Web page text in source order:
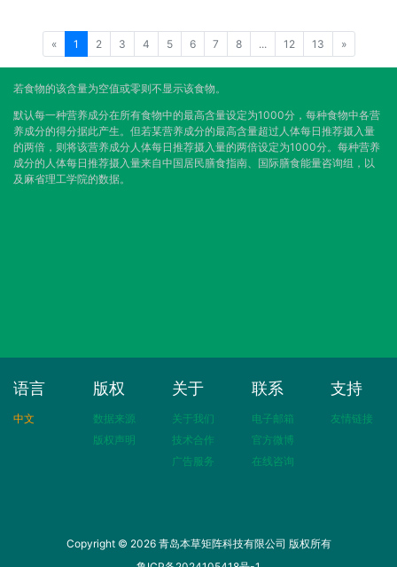
« 1 2 3 4 5 6 7 8 ... 12 13 »
若食物的该含量为空值或零则不显示该食物。
默认每一种营养成分在所有食物中的最高含量设定为1000分，每种食物中各营
养成分的得分据此产生。但若某营养成分的最高含量超过人体每日推荐摄入量
的两倍，则将该营养成分人体每日推荐摄入量的两倍设定为1000分。每种营养
成分的人体每日推荐摄入量来自中国居民膳食指南、国际膳食能量咨询组，以
及麻省理工学院的数据。
语言
中文
版权
数据来源
版权声明
关于
关于我们
技术合作
广告服务
联系
电子邮箱
官方微博
在线咨询
支持
友情链接
Copyright © 2026 青岛本草矩阵科技有限公司 版权所有